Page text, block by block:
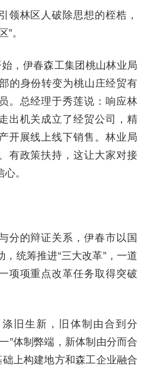
林区人破除思想的桎梏，
”。
伊春森工集团桃山林业局
的身份转变为桃山庄经贸有
。总经理于秀莲说：响应林
出机关成立了经贸公司，精
开展线上线下销售。林业局
有政策扶持，这让大家对接
。
的辩证关系，伊春市以国
，统筹推进“三大改革”，一道
项项重点改革任务取得突破
生新，旧体制由合到分
”体制弊端，新体制由分而合
上构建地方和森工企业融合